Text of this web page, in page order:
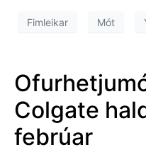
Fimleikar Mót
Colgate
febrúar